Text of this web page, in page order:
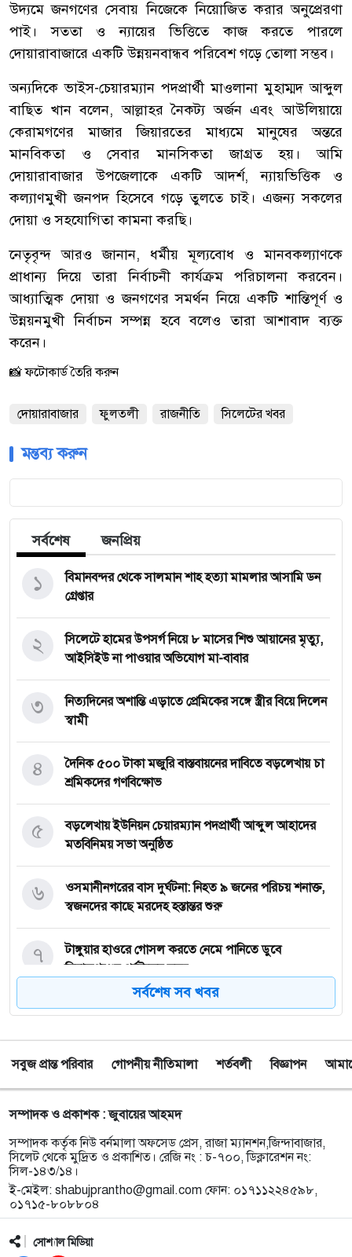
উদ্যমে জনগণের সেবায় নিজেকে নিয়োজিত করার অনুপ্রেরণা
পাই। সততা ও ন্যায়ের ভিত্তিতে কাজ করতে পারলে
দোয়ারাবাজারে একটি উন্নয়নবান্ধব পরিবেশ গড়ে তোলা সম্ভব।
‎অন্যদিকে ভাইস-চেয়ারম্যান পদপ্রার্থী মাওলানা মুহাম্মদ আব্দুল
বাছিত খান বলেন, আল্লাহর নৈকট্য অর্জন এবং আউলিয়ায়ে
কেরামগণের মাজার জিয়ারতের মাধ্যমে মানুষের অন্তরে
মানবিকতা ও সেবার মানসিকতা জাগ্রত হয়। আমি
দোয়ারাবাজার উপজেলাকে একটি আদর্শ, ন্যায়ভিত্তিক ও
কল্যাণমুখী জনপদ হিসেবে গড়ে তুলতে চাই। এজন্য সকলের
দোয়া ও সহযোগিতা কামনা করছি।
‎নেতৃবৃন্দ আরও জানান, ধর্মীয় মূল্যবোধ ও মানবকল্যাণকে
প্রাধান্য দিয়ে তারা নির্বাচনী কার্যক্রম পরিচালনা করবেন।
আধ্যাত্মিক দোয়া ও জনগণের সমর্থন নিয়ে একটি শান্তিপূর্ণ ও
উন্নয়নমুখী নির্বাচন সম্পন্ন হবে বলেও তারা আশাবাদ ব্যক্ত
করেন।
📸 ফটোকার্ড তৈরি করুন
দোয়ারাবাজার ফুলতলী রাজনীতি সিলেটের খবর
মন্তব্য করুন
সর্বশেষ জনপ্রিয়
বিমানবন্দর থেকে সালমান শাহ হত্যা মামলার আসামি ডন
গ্রেপ্তার
১
সিলেটে হামের উপসর্গ নিয়ে ৮ মাসের শিশু আয়ানের মৃত্যু,
আইসিইউ না পাওয়ার অভিযোগ মা-বাবার
২
নিত্যদিনের অশান্তি এড়াতে প্রেমিকের সঙ্গে স্ত্রীর বিয়ে দিলেন
স্বামী
৩
দৈনিক ৫০০ টাকা মজুরি বাস্তবায়নের দাবিতে বড়লেখায় চা
শ্রমিকদের গণবিক্ষোভ
৪
বড়লেখায় ইউনিয়ন চেয়ারম্যান পদপ্রার্থী আব্দুল আহাদের
মতবিনিময় সভা অনুষ্ঠিত
৫
‎ওসমানীনগরের বাস দুর্ঘটনা: নিহত ৯ জনের পরিচয় শনাক্ত,
স্বজনদের কাছে মরদেহ হস্তান্তর শুরু
৬
টাঙ্গুয়ার হাওরে গোসল করতে নেমে পানিতে ডুবে
সিরাজগঞ্জের পর্যটকের মৃত্যু
৭
তাহিরপুরে কলেজ শিক্ষার্থীর উপর অতর্কিত হামলার
৮
পাঁচ বন্ধু মিলে ঘুরতে এসেছিলেন সিলেট, কফিনবন্দি হয়ে
বাড়ি ফিরছেন সাইফুল
সিলেটে অনুষ্ঠান শেষে ফেরার পথে সড়ক দুর্ঘটনায় প্রাণ গেল
তরুণ শিল্পী পেহেলী ভৈরবীর
১০
ওসমানীনগরে ইউনিক ও বেঙ্গল পরিবহনের সংঘর্ষ, নিহত ৯
আহত অন্তত ২৫
১১
সর্বশেষ সব খবর
সবুজ প্রান্ত পরিবার গোপনীয় নীতিমালা শর্তবলী বিজ্ঞাপন
সম্পাদক ও প্রকাশক : জুবায়ের আহমদ
সম্পাদক কর্তৃক নিউ বর্নমালা অফসেড প্রেস, রাজা ম্যানশন,জিন্দাবাজার,
সিলেট থেকে মুদ্রিত ও প্রকাশিত। রেজি নং : চ-৭০০, ডিক্লারেশন নং:
সিল-১৪৩/১৪।
ই-মেইল: shabujprantho@gmail.com ফোন: ০১৭১১২২৪৫৯৮,
০১৭১৫-৮০৮৮০৪
সোশ্যাল মিডিয়া